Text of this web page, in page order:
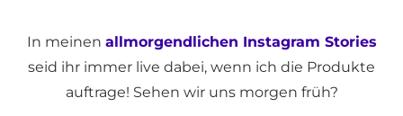
In meinen allmorgendlichen Instagram Stories
seid ihr immer live dabei, wenn ich die Produkte
auftrage! Sehen wir uns morgen früh?